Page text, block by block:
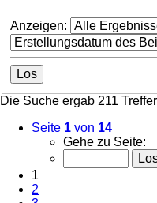
Anzeigen:
Die Suche ergab 211 Treffer
Seite 1 von 14
Gehe zu Seite:
1
2